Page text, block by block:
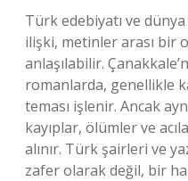
Türk edebiyatı ve
ilişki, metinler arası bir
anlaşılabilir.
romanlarda, genellikle
teması işlenir. Ancak
kayıplar, ölümler ve
alınır. Türk şairleri ve
zafer olarak değil, bir